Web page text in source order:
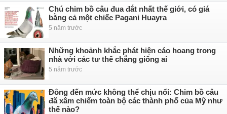
Chú chim bồ câu đua đắt nhất thế giới, có giá
bằng cả một chiếc Pagani Huayra
5 năm trước
Những khoảnh khắc phát hiện cáo hoang trong
nhà với các tư thế chẳng giống ai
5 năm trước
Đông đến mức không thể chịu nổi: Chim bồ câu
đã xâm chiếm toàn bộ các thành phố của Mỹ như
thế nào?